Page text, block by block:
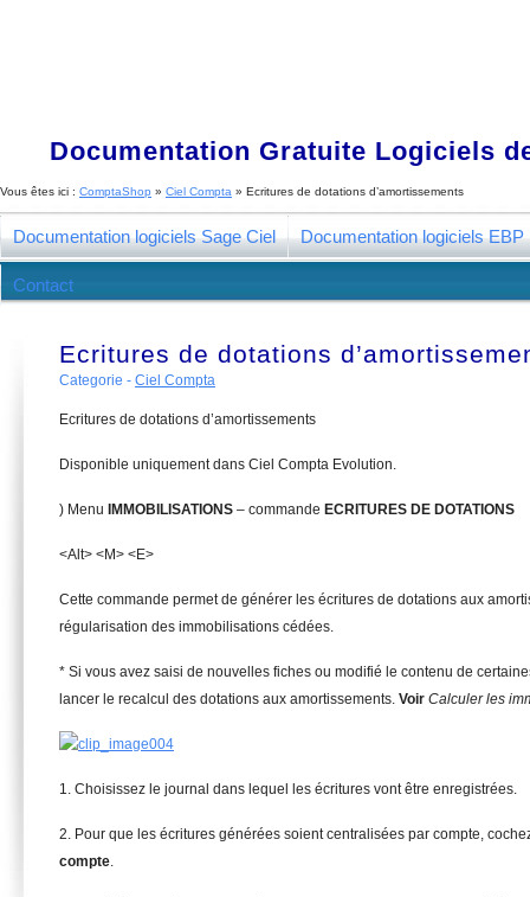
Documentation Gratuite Logiciels
Vous êtes ici : ComptaShop » Ciel Compta » Ecritures de dotations d’amortissements
Documentation logiciels Sage Ciel Documentation logiciels EBP
Contact
Ecritures de dotations
Categorie - Ciel Compta
Ecritures de dotations d’amortissements
Disponible uniquement dans Ciel Compta Evolution.
) Menu MMOBILISATIONS – commande ECRITURES DE DOTATIONS
<Alt> <M> <E>
Cette commande permet de générer les écritures de dotations aux
régularisation des immobilisations cédées.
* Si vous avez saisi de nouvelles fiches ou modifié le contenu de
lancer le recalcul des dotations aux amortissements. Voir Calculer les
1. Choisissez le journal dans lequel les écritures vont être enregistrées.
2. Pour que les écritures générées soient centralisées par compte,
compte.